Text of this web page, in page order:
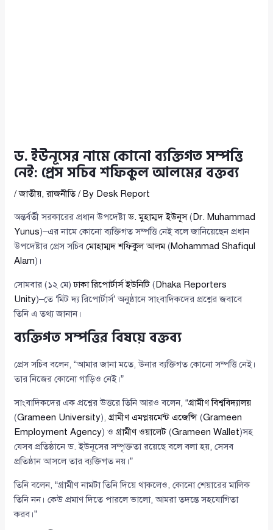
ড. ইউনূসের নামে কোনো ব্যক্তিগত সম্পত্তি
নেই: প্রেস সচিব শফিকুল আলমের বক্তব্য
/জাতীয়,রাজনীতি/ By Desk Report
অন্তর্বর্তী সরকারের প্রধান উপদেষ্টাড. মুহাম্মদ ইউনূস(Dr. Muhammad
Yunus)–এর নামে কোনো ব্যক্তিগত সম্পত্তি নেই বলে জানিয়েছেন প্রধান
উপদেষ্টার প্রেস সচিবমোহাম্মদ শফিকুল আলম(Mohammad Shafiqul
Alam)।
সোমবার (১২ মে)ঢাকা রিপোর্টার্স ইউনিটি (Dhaka Reporters
Unity)–তে ‘মিট দ্য রিপোর্টার্স’ অনুষ্ঠানে সাংবাদিকদের প্রশ্নের জবাবে
তিনি এ তথ্য জানান।
ব্যক্তিগত সম্পত্তির বিষয়ে বক্তব্য
প্রেস সচিব বলেন, “আমার জানা মতে, উনার ব্যক্তিগত কোনো সম্পত্তি নেই।
তার নিজের কোনো গাড়িও নেই।”
সাংবাদিকদের এক প্রশ্নের উত্তরে তিনি আরও বলেন, “গ্রামীণ বিশ্ববিদ্যালয়
(Grameen University),গ্রামীণ এমপ্লয়মেন্ট এজেন্সি (Grameen
Employment Agency) ওগ্রামীণ ওয়ালেট (Grameen Wallet)সহ
যেসব প্রতিষ্ঠানে ড. ইউনূসের সম্পৃক্ততা রয়েছে বলে বলা হয়, সেসব
প্রতিষ্ঠান আসলে তার ব্যক্তিগত নয়।”
তিনি বলেন, “গ্রামীণ নামটা তিনি দিয়ে থাকলেও, কোনো শেয়ারের মালিক
তিনি নন। কেউ প্রমাণ দিতে পারলে ভালো, আমরা তদন্তে সহযোগিতা
করব।”